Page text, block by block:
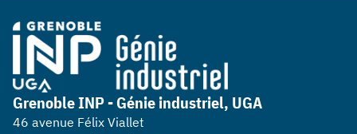
Grenoble INP - Génie industriel, UGA
46 avenue Félix Viallet